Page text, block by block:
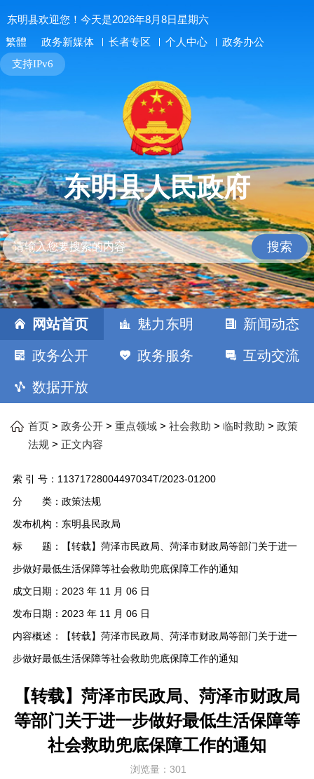
东明县欢迎您！今天是2026年8月8日星期六
繁體 政务新媒体 长者专区 个人中心 政务办公
支持IPv6
东明县人民政府
搜索
网站首页 魅力东明 新闻动态
政务公开 政务服务 互动交流
数据开放
首页 > 政务公开 > 重点领域 > 社会救助 > 临时救助 > 政策
法规 > 正文内容
索 引 号： 11371728004497034T/2023-01200
分 类： 政策法规
发布机构： 东明县民政局
标 题：
【转载】菏泽市民政局、菏泽市财政局等部门关于进一
步做好最低生活保障等社会救助兜底保障工作的通知
成文日期： 2023 年 11 月 06 日
发布日期： 2023 年 11 月 06 日
内容概述：
【转载】菏泽市民政局、菏泽市财政局等部门关于进一
步做好最低生活保障等社会救助兜底保障工作的通知
【转载】菏泽市民政局、菏泽市财政局
等部门关于进一步做好最低生活保障等
社会救助兜底保障工作的通知
浏览量： 301